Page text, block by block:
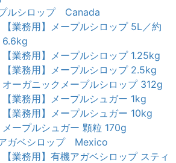
ルシロップ Canada
【業務用】メープルシロップ 5L／約
6.6kg
【業務用】メープルシロップ 1.25kg
【業務用】メープルシロップ 2.5kg
オーガニックメープルシロップ 312g
【業務用】メープルシュガー 1kg
【業務用】メープルシュガー 10kg
メープルシュガー 顆粒 170g
ガベシロップ Mexico
【業務用】有機アガベシロップ スティ